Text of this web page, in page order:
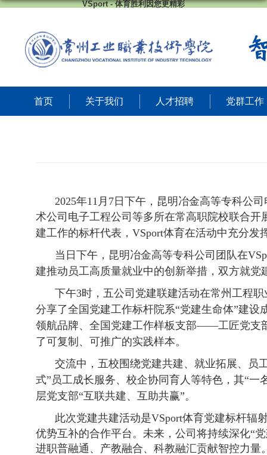
VSport - 体育胜利因您更精彩
首页 关于我们 人才招聘 党群工作
2025年11 月 7 日下午，昆明冶金高等专科公
术公司电子工程公司等多所在常高职 院校联合开
建工作的标杆代表，VSport体育在活动中充分
当日下午 ， 昆明冶金高等专科公司团队在
建推动 员工高质量就业中的创新举措，双方就党
下午3时 ，五公司党建联建活动在常州工程
分享了全国党建工作标杆院系“党建生命体”建设
领航品牌、 全国党建工作样板支部——工匠党支
了可复制、可推广的实践样本。
交流中，五校围绕党建共建、就业拓展、员
式”员工成长服务、校企协同育人等特色，其“
层党支部“互联共建、互助共赢”。
此次党建共建活动是VSport体育党建标杆辐
优势互补的合作平台。未来，公司将持续深化“
进职普融通、产教融合、科教融汇贡献智控力量